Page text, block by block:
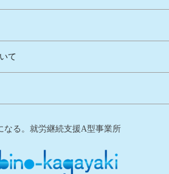
て
なる。就労継続支援A型事業所